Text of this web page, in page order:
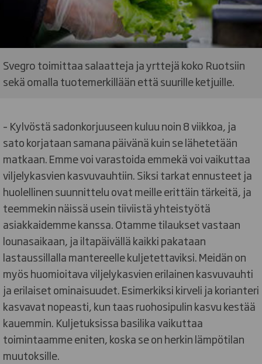
Svegro toimittaa salaatteja ja yrttejä koko Ruotsiin
sekä omalla tuotemerkillään että suurille ketjuille.
– Kylvöstä sadonkorjuuseen kuluu noin 8 viikkoa, ja
sato korjataan samana päivänä kuin se lähetetään
matkaan. Emme voi varastoida emmekä voi vaikuttaa
viljelykasvien kasvuvauhtiin. Siksi tarkat ennusteet ja
huolellinen suunnittelu ovat meille erittäin tärkeitä, ja
teemmekin näissä usein tiiviistä yhteistyötä
asiakkaidemme kanssa. Otamme tilaukset vastaan
lounasaikaan, ja iltapäivällä kaikki pakataan
lastaussillalla mantereelle kuljetettaviksi. Meidän on
myös huomioitava viljelykasvien erilainen kasvuvauhti
ja erilaiset ominaisuudet. Esimerkiksi kirveli ja korianteri
kasvavat nopeasti, kun taas ruohosipulin kasvu kestää
kauemmin. Kuljetuksissa basilika vaikuttaa
toimintaamme eniten, koska se on herkin lämpötilan
muutoksille.